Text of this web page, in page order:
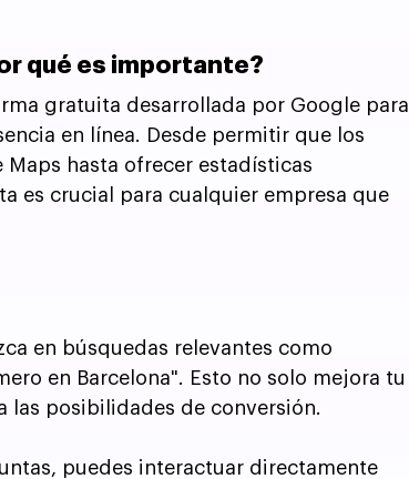
qué es importante?
gratuita desarrollada por Google para
en línea. Desde permitir que los
hasta ofrecer estadísticas
es crucial para cualquier empresa que
en búsquedas relevantes como
en Barcelona". Esto no solo mejora tu
las posibilidades de conversión.
puedes interactuar directamente